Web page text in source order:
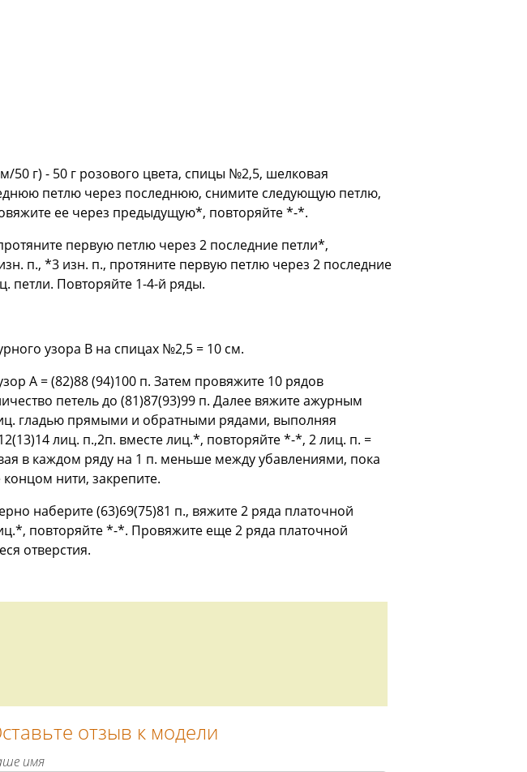
50 г) - 50 г розового цвета, спицы №2,5, шелковая
петлю через последнюю, снимите следующую петлю,
ее через предыдущую*, повторяйте *-*.
первую петлю через 2 последние петли*,
п., *3 изн. п., протяните первую петлю через 2 последние
петли. Повторяйте 1-4-й ряды.
узора В на спицах №2,5 = 10 см.
А = (82)88 (94)100 п. Затем провяжите 10 рядов
петель до (81)87(93)99 п. Далее вяжите ажурным
гладью прямыми и обратными рядами, выполняя
лиц. п.,2п. вместе лиц.*, повторяйте *-*, 2 лиц. п. =
в каждом ряду на 1 п. меньше между убавлениями, пока
концом нити, закрепите.
наберите (63)69(75)81 п., вяжите 2 ряда платочной
повторяйте *-*. Провяжите еще 2 ряда платочной
отверстия.
отзыв к модели
имя